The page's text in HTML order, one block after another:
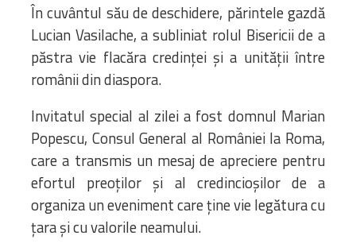
În cuvântul său de deschidere, părintele gazdă
Lucian Vasilache, a subliniat rolul Bisericii de a
păstra vie flacăra credinței și a unității între
românii din diaspora.
Invitatul special al zilei a fost domnul Marian
Popescu, Consul General al României la Roma,
care a transmis un mesaj de apreciere pentru
efortul preoților și al credincioșilor de a
organiza un eveniment care ține vie legătura cu
țara și cu valorile neamului.